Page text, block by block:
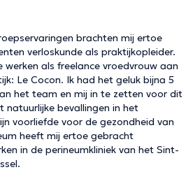
brachten mij ertoe
verloskunde als praktijkopleider.
werken als freelance vroedvrouw aan
Le Cocon. Ik had het geluk bijna 5
het team en mij in te zetten voor dit
bevallingen in het
voorliefde voor de gezondheid van
heeft mij ertoe gebracht
in de perineumkliniek van het Sint-